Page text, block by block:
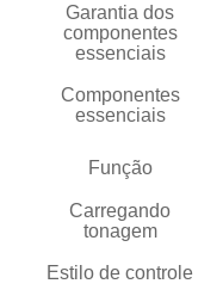
Garantia dos
componentes
essenciais
Componentes
essenciais
Função
Carregando
tonagem
Estilo de controle